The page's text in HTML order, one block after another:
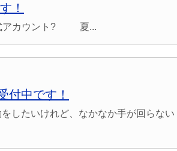
！
式アカウント? 夏...
付中です！
したいけれど、なかなか手が回らない